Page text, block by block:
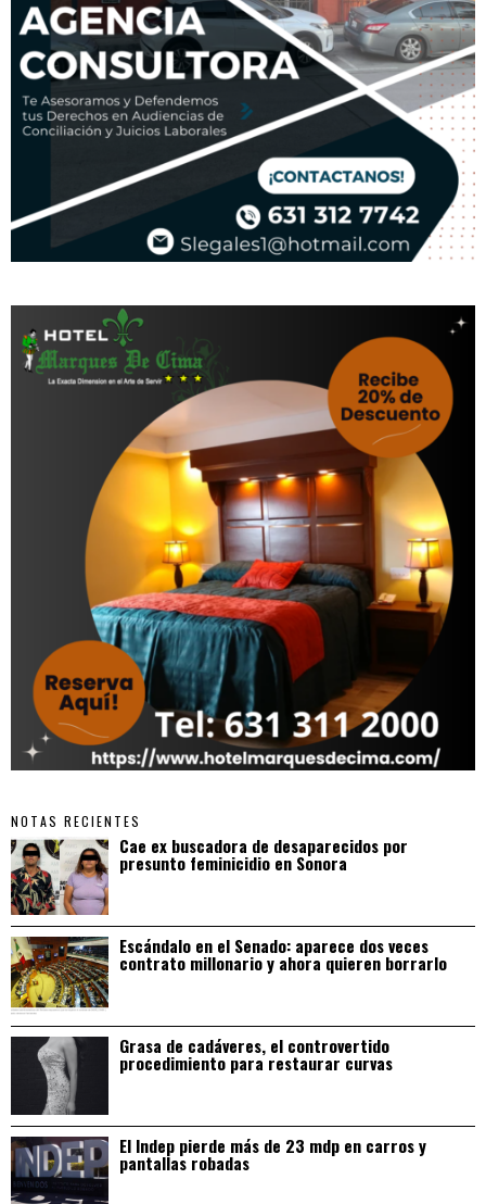
NOTAS RECIENTES
Cae ex buscadora de desaparecidos por
presunto feminicidio en Sonora
Escándalo en el Senado: aparece dos veces
contrato millonario y ahora quieren borrarlo
Grasa de cadáveres, el controvertido
procedimiento para restaurar curvas
El Indep pierde más de 23 mdp en carros y
pantallas robadas